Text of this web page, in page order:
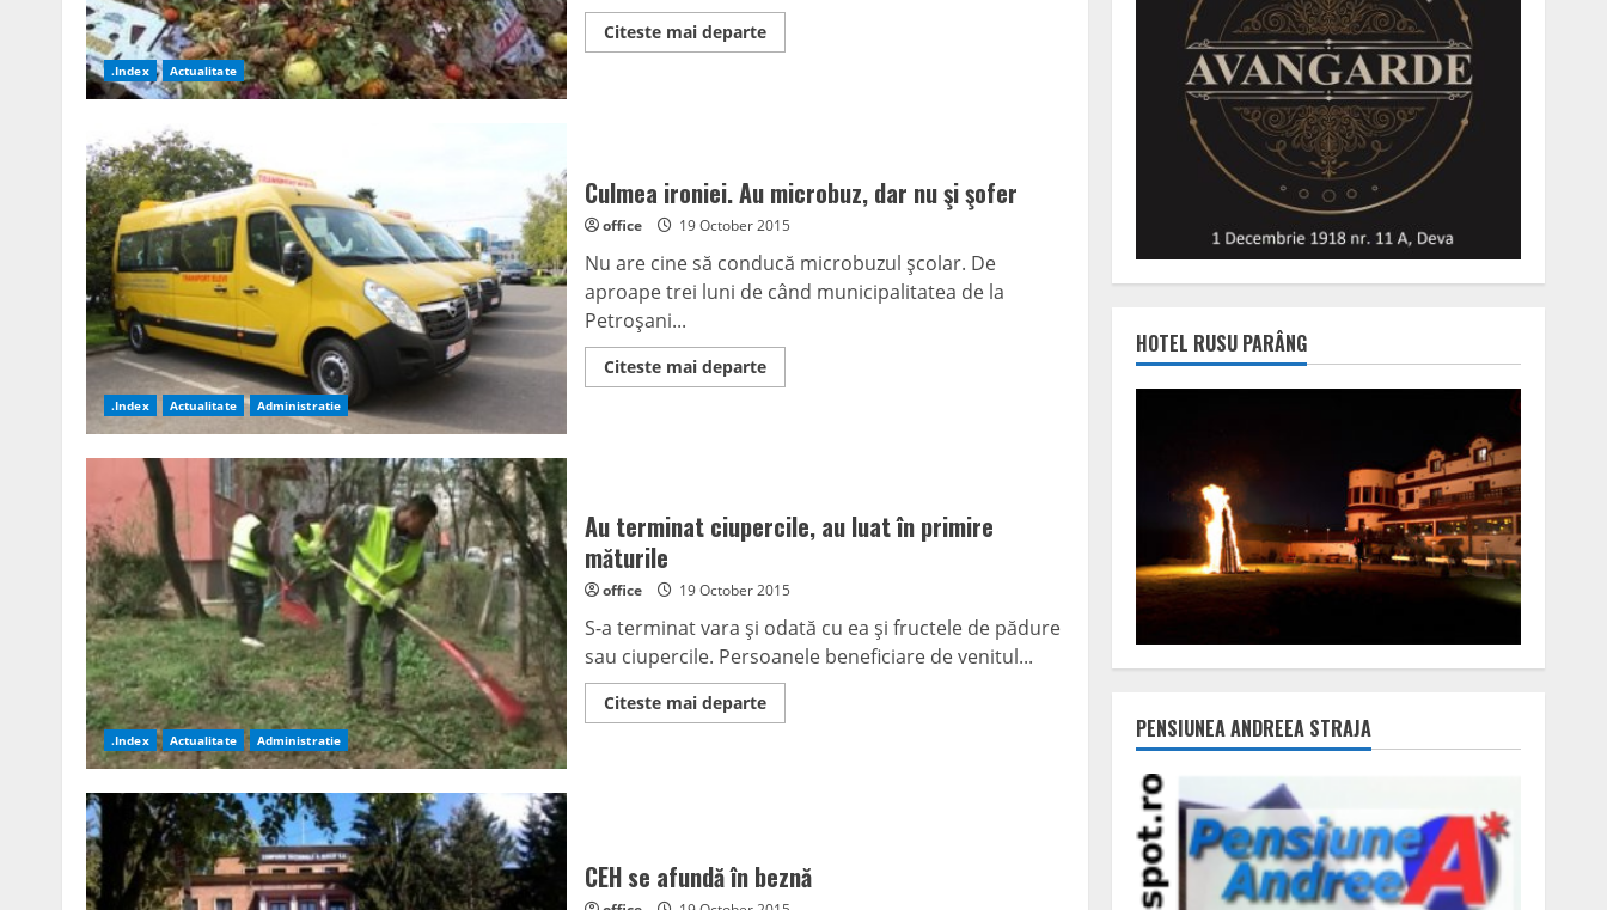
.Index Actualitate
Citeste mai departeRead
more
Jiului
.Index Actualitate Administratie
Culmea ironiei. Au microbuz, dar nu şi şofer
office 19 October 2015
Nu are cine să conducă microbuzul şcolar. De
aproape trei luni de când municipalitatea de la
Petroşani...
Citeste mai departeRead
more
şofer
.Index Actualitate Administratie
Au terminat ciupercile, au luat în primire
măturile
office 19 October 2015
S-a terminat vara şi odată cu ea şi fructele de pădure
sau ciupercile. Persoanele beneficiare de venitul...
Citeste mai departeRead
more
măturile
CEH se afundă în beznă
HOTEL RUSU PARÂNG
PENSIUNEA ANDREEA STRAJA